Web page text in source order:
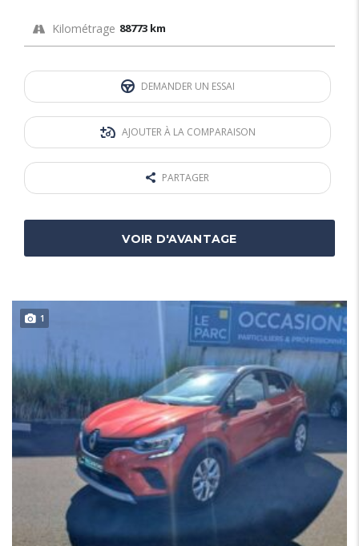
Kilométrage 88773 km
DEMANDER UN ESSAI
AJOUTER À LA COMPARAISON
PARTAGER
VOIR D'AVANTAGE
1